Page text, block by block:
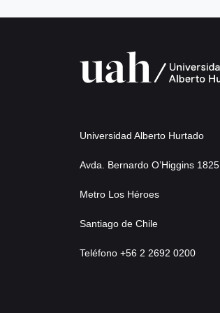
Universidad Alberto Hurtado
Avda. Bernardo O’Higgins 1825
Metro Los Héroes
Santiago de Chile
Teléfono +56 2 2692 0200